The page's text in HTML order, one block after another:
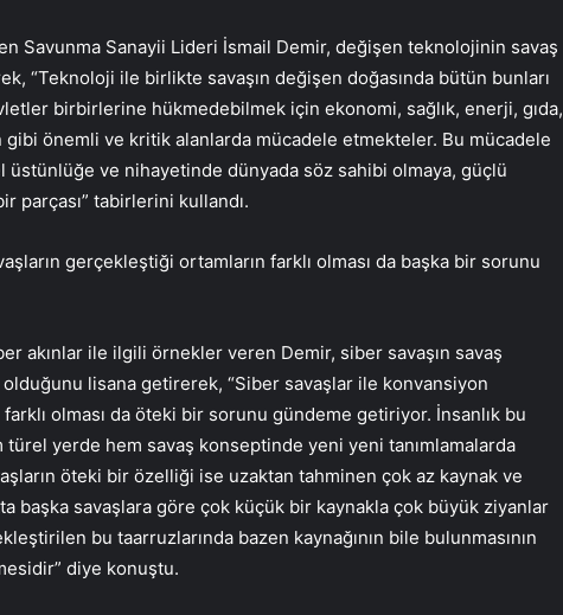
Savunma Sanayii Lideri İsmail Demir, değişen teknolojinin savaş
“Teknoloji ile birlikte savaşın değişen doğasında bütün bunları
birbirlerine hükmedebilmek için ekonomi, sağlık, enerji, gıda,
önemli ve kritik alanlarda mücadele etmekteler. Bu mücadele
ve nihayetinde dünyada söz sahibi olmaya, güçlü
parçası” tabirlerini kullandı.
gerçekleştiği ortamların farklı olması da başka bir sorunu
akınlar ile ilgili örnekler veren Demir, siber savaşın savaş
lisana getirerek, “Siber savaşlar ile konvansiyon
olması da öteki bir sorunu gündeme getiriyor. İnsanlık bu
türel yerde hem savaş konseptinde yeni yeni tanımlamalarda
öteki bir özelliği ise uzaktan tahminen çok az kaynak ve
başka savaşlara göre çok küçük bir kaynakla çok büyük ziyanlar
bu taarruzlarında bazen kaynağının bile bulunmasının
diye konuştu.